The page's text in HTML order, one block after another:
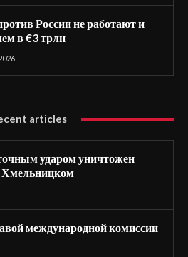
России не работают и
в €3 трлн
articles
ударом уничтожен
Хмельницком
международной комиссии